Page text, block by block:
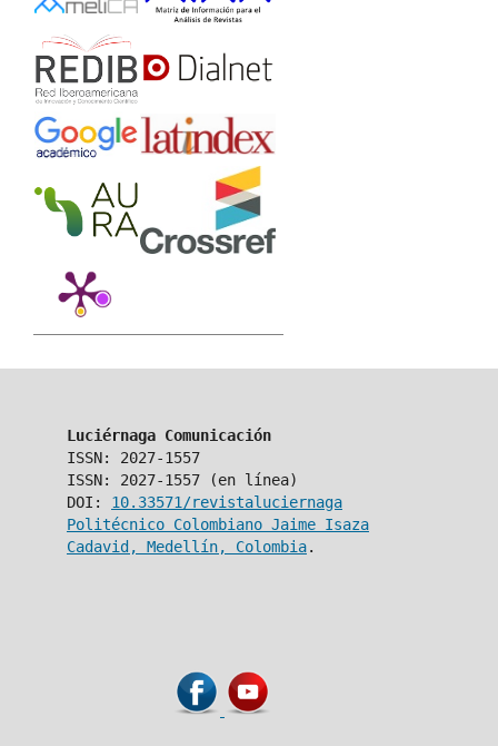
Luciérnaga Comunicación
ISSN: 2027-1557
ISSN: 2027-1557 (en línea)
DOI: 10.33571/revistaluciernaga
Politécnico Colombiano Jaime Isaza
Cadavid, Medellín, Colombia.